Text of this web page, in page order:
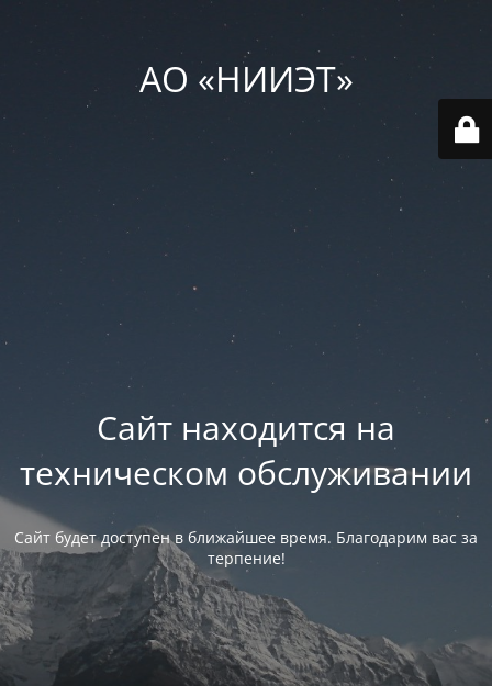
АО «НИИЭТ»
Сайт находится на
техническом обслуживании
Сайт будет доступен в ближайшее время. Благодарим вас за
терпение!